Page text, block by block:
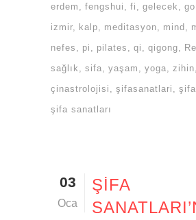
erdem
fengshui fi gelecek
izmir
kalp meditasyon mind
nefes
pi pilates qi qigong
sağlık
sifa yaşam yoga zihin
çinastrolojisi
şifasanatlari
şifa sanatları
03
Oca
ŞIFA